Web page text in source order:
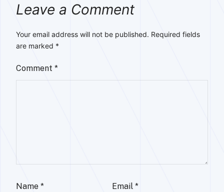
Leave a Comment
Your email address will not be published. Required fields
are marked *
Comment *
Name * Email *